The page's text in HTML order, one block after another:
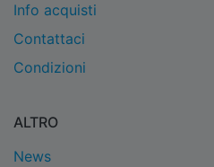
Info acquisti
Contattaci
Condizioni
ALTRO
News